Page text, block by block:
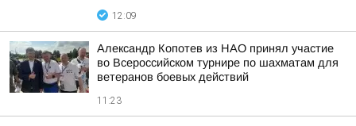
12:09
Александр Копотев из НАО принял участие
во Всероссийском турнире по шахматам для
ветеранов боевых действий
11:23